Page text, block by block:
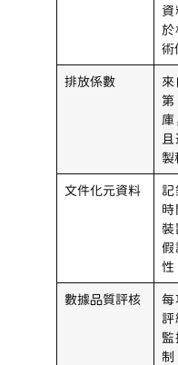
資
於
術
排放係數
製
文件化元資料
記
時
裝
假
性
數據品質評核
每
評
制